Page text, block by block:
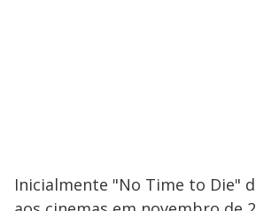
Inicialmente "No Time to Die"